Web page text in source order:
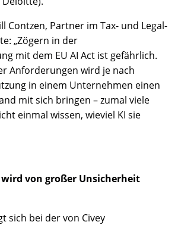
Contzen, Partner im Tax- und Legal-
„Zögern in der
mit dem EU AI Act ist gefährlich.
Anforderungen wird je nach
in einem Unternehmen einen
mit sich bringen – zumal viele
einmal wissen, wieviel KI sie
wird von großer Unsicherheit
sich bei der von Civey